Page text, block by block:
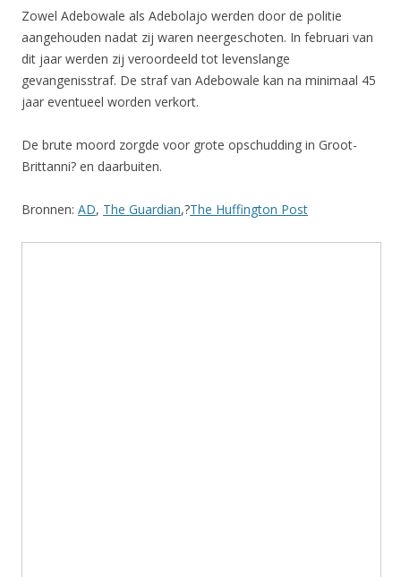
Zowel Adebowale als Adebolajo werden door de politie
aangehouden nadat zij waren neergeschoten. In februari van
dit jaar werden zij veroordeeld tot levenslange
gevangenisstraf. De straf van Adebowale kan na minimaal 45
jaar eventueel worden verkort.
De brute moord zorgde voor grote opschudding in Groot-
Brittanni? en daarbuiten.
Bronnen: AD, The Guardian,?The Huffington Post